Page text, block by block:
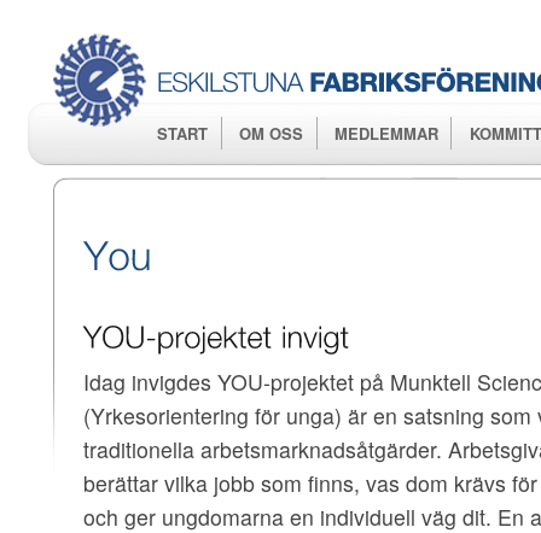
START OM OSS MEDLEMMAR
Idag invigdes YOU-projektet på Munktell
(Yrkesorientering för unga) är en satsning
traditionella arbetsmarknadsåtgärder.
berättar vilka jobb som finns, vas dom krävs
och ger ungdomarna en individuell väg dit. En